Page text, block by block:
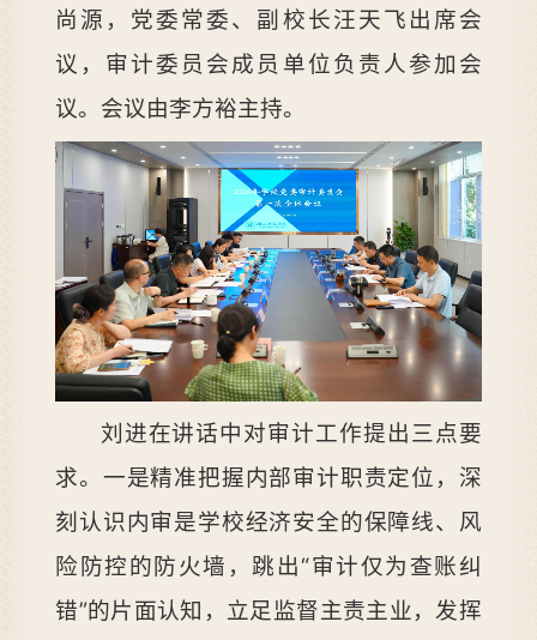
尚源，党委常委、副校长汪天飞出席会
议，审计委员会成员单位负责人参加会
议。会议由李方裕主持。
刘进在讲话中对审计工作提出三点要
求。一是精准把握内部审计职责定位，深
刻认识内审是学校经济安全的保障线、风
险防控的防火墙，跳出“审计仅为查账纠
错”的片面认知，立足监督主责主业，发挥